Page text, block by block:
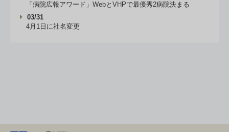
「病院広報アワード」WebとVHPで最優秀2病院決まる
03/31
4月1日に社名変更